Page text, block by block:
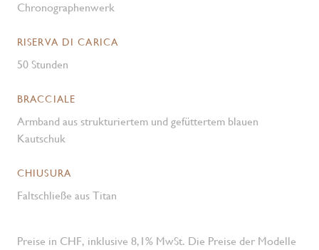
Chronographenwerk
RISERVA DI CARICA
50 Stunden
BRACCIALE
Armband aus strukturiertem und gefüttertem blauen
Kautschuk
CHIUSURA
Faltschließe aus Titan
Preise in CHF, inklusive 8,1% MwSt. Die Preise der Modelle